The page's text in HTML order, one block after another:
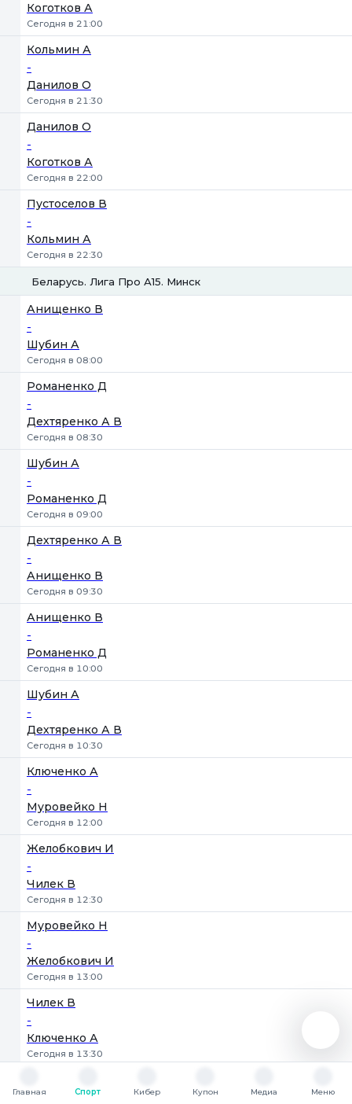
Коготков А
Сегодня в 21:00
Кольмин А
-
Данилов О
Сегодня в 21:30
Данилов О
-
Коготков А
Сегодня в 22:00
Пустоселов В
-
Кольмин А
Сегодня в 22:30
Беларусь. Лига Про А15. Минск
Анищенко В
-
Шубин А
Сегодня в 08:00
Романенко Д
-
Дехтяренко А В
Сегодня в 08:30
Шубин А
-
Романенко Д
Сегодня в 09:00
Дехтяренко А В
-
Анищенко В
Сегодня в 09:30
Анищенко В
-
Романенко Д
Сегодня в 10:00
Шубин А
-
Дехтяренко А В
Сегодня в 10:30
Ключенко А
-
Муровейко Н
Сегодня в 12:00
Желобкович И
-
Чилек В
Сегодня в 12:30
Муровейко Н
-
Желобкович И
Сегодня в 13:00
Чилек В
-
Ключенко А
Сегодня в 13:30
-
Главная
Спорт
Кибер
Купон
Медиа
Меню